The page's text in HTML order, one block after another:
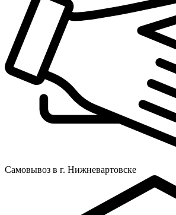
Самовывоз в г. Нижневартовске